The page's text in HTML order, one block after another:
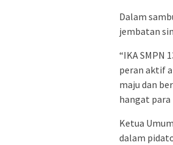
Dalam
jembatan
“IKA SMPN
peran aktif
maju dan
hangat para
Ketua
dalam